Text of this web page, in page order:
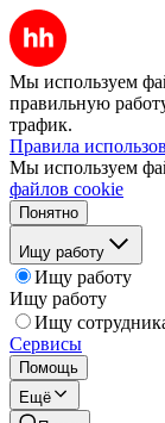
Мы используем
правильную
трафик.
Правила
Мы используем
файлов cookie
Понятно
Ищу работу
Ищу работу
Ищу работу
Ищу
Сервисы
Помощь
Ещё